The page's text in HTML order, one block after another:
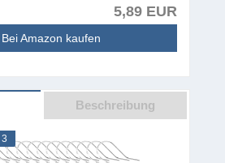
5,89 EUR
Bei Amazon kaufen
Beschreibung